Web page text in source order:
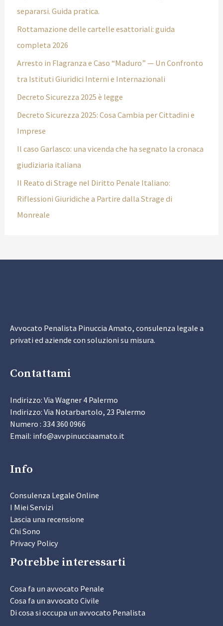
separarsi. Guida pratica.
Rottamazione delle cartelle esattoriali: guida
completa 2026
Arresto in Flagranza e Caso “Maduro” — Un Confronto
tra Istituti Giuridici Interni e Internazionali
Decreto Sicurezza 2025 è legge
Decreto Sicurezza 2025: Cosa Cambia per Cittadini e
Imprese
Il caso Garlasco: una vicenda che ha segnato la cronaca
giudiziaria italiana
Il Reato di Strage nel Diritto Penale Italiano:
Riflessioni Giuridiche a Partire dalla Strage di
Monreale
Avvocato Penalista Pinuccia Amato, consulenza legale a
privati ed aziende con soluzioni su misura.
Contattami
Indirizzo: Via Wagner 4 Palermo
Indirizzo: Via Notarbartolo, 23 Palermo
Numero : 334 360 0966
Email: info@avvpinucciaamato.it
Info
Consulenza Legale Online
I Miei Servizi
Lascia una recensione
Chi Sono
Privacy Policy
Potrebbe interessarti
Cosa fa un avvocato Penale
Cosa fa un avvocato Civile
Di cosa si occupa un avvocato Penalista